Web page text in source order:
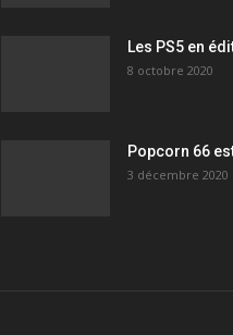
Les PS5 en
8 octobre 2020
Popcorn 66
3 décembre 2020